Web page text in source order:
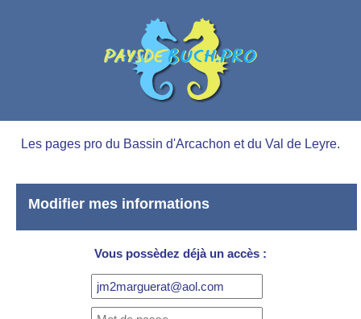
Les pages pro du Bassin d'Arcachon et du Val de Leyre.
Modifier mes informations
Vous possèdez déjà un accès :